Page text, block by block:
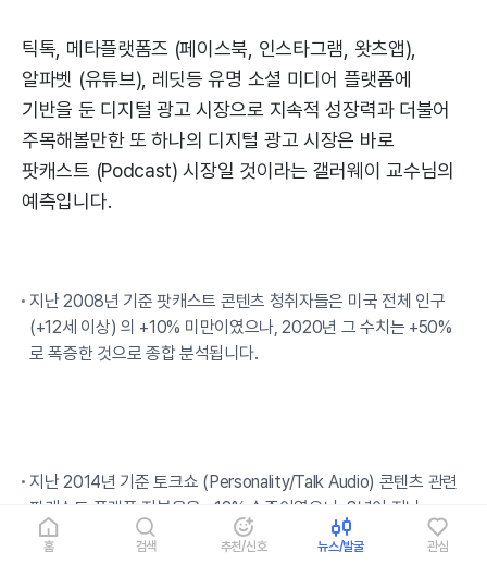
홈 검색 추천/신호 뉴스/발굴 관심
틱톡, 메타플랫폼즈 (페이스북, 인스타그램, 왓츠앱),
알파벳 (유튜브), 레딧등 유명 소셜 미디어 플랫폼에
기반을 둔 디지털 광고 시장으로 지속적 성장력과 더불어
주목해볼만한 또 하나의 디지털 광고 시장은 바로
팟캐스트 (Podcast) 시장일 것이라는 갤러웨이 교수님의
예측입니다.
지난 2008년 기준 팟캐스트 콘텐츠 청취자들은 미국 전체 인구
(+12세 이상) 의 +10% 미만이였으나, 2020년 그 수치는 +50%
로 폭증한 것으로 종합 분석됩니다.
지난 2014년 기준 토크쇼 (Personality/Talk Audio) 콘텐츠 관련
팟캐스트 플랫폼 지분율은 +12% 수준이였으나, 8년이 지난
2022년 기준 팻캐스트 플랫폼 비중은 +41%로 급증한 것으로